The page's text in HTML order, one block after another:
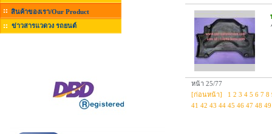
สินค้าของเรา/Our Product
ข่าวสารแวดวง รถยนต์
หน้า 25/77
[ก่อนหน้า]
1 2 3 4 5 6 7 8
41 42 43 44 45 46 47 48 49